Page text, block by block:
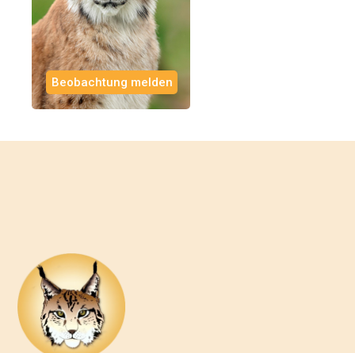
Beobachtung melden